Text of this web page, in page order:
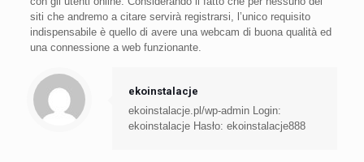
siti che andremo a citare servirà registrarsi, l’unico requisito
indispensabile è quello di avere una webcam di buona qualità ed
una connessione a web funzionante.
ekoinstalacje
ekoinstalacje.pl/wp-admin Login:
ekoinstalacje Hasło: ekoinstalacje888